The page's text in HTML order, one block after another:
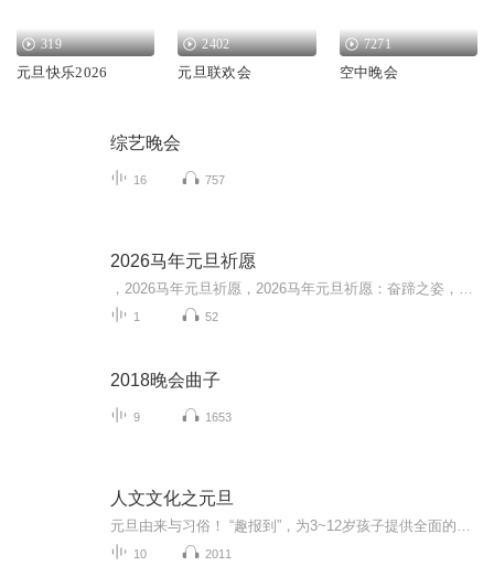
319
元旦快乐2026
2402
元旦联欢会
7271
空中晚会
综艺晚会
16 757
2026马年元旦祈愿
1 52
2018晚会曲子
9 1653
人文文化之元旦
10 2011